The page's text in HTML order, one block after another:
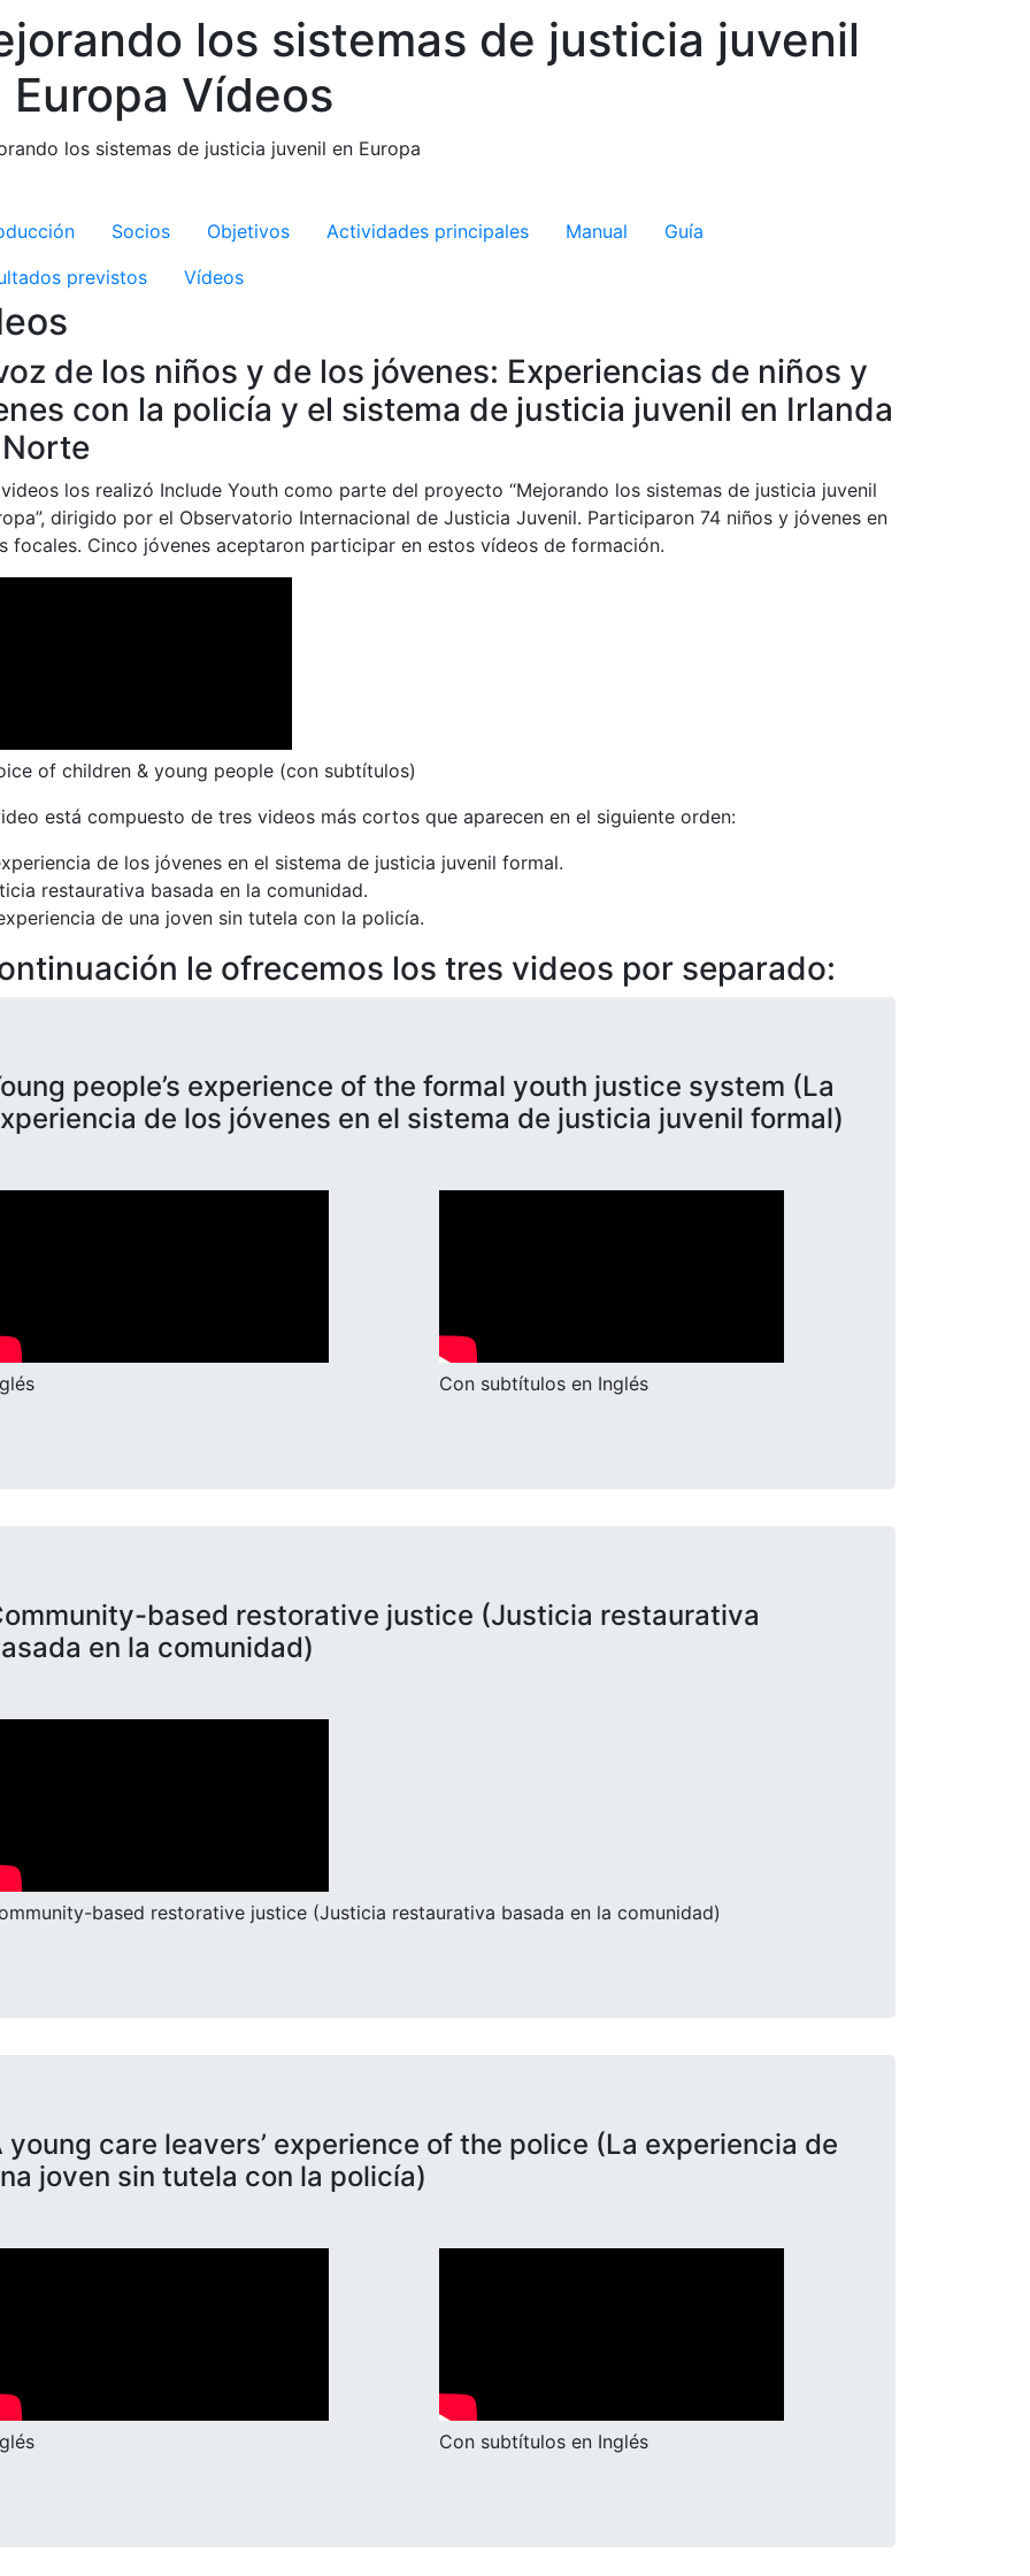
los sistemas de justicia juvenil
Europa Vídeos
Improving JJS
Socios Objetivos Actividades principales Manual
Guía
previstos
Vídeos
de los niños y de los jóvenes: Experiencias de niños y
con la policía y el sistema de justicia juvenil en Irlanda
los realizó Include Youth como parte del proyecto “Mejorando los sistemas de justicia juvenil
dirigido por el Observatorio Internacional de Justicia Juvenil. Participaron 74 niños y jóvenes en
focales. Cinco jóvenes aceptaron participar en estos vídeos de formación.
of children & young people (con subtítulos)
está compuesto de tres videos más cortos que aparecen en el siguiente orden:
de los jóvenes en el sistema de justicia juvenil formal.
restaurativa basada en la comunidad.
de una joven sin tutela con la policía.
le ofrecemos los tres videos por separado:
people’s experience of the formal youth justice system (La
de los jóvenes en el sistema de justicia juvenil formal)
Con subtítulos en Inglés
based restorative justice (Justicia restaurativa
en la comunidad)
based restorative justice (Justicia restaurativa basada en la comunidad)
young care leavers’ experience of the police (La experiencia de
joven sin tutela con la policía)
Con subtítulos en Inglés